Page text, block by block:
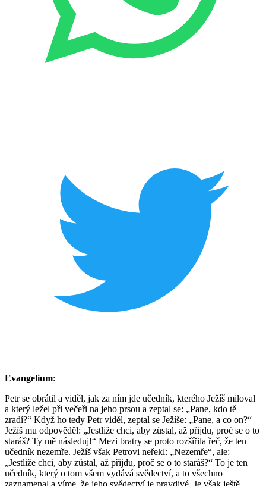
Evangelium:
Petr se obrátil a viděl, jak za ním jde učedník, kterého Ježíš miloval
a který ležel při večeři na jeho prsou a zeptal se: „Pane, kdo tě
zradí?“ Když ho tedy Petr viděl, zeptal se Ježíše: „Pane, a co on?“
Ježíš mu odpověděl: „Jestliže chci, aby zůstal, až přijdu, proč se o to
staráš? Ty mě následuj!“ Mezi bratry se proto rozšířila řeč, že ten
učedník nezemře. Ježíš však Petrovi neřekl: „Nezemře“, ale:
„Jestliže chci, aby zůstal, až přijdu, proč se o to staráš?“ To je ten
učedník, který o tom všem vydává svědectví, a to všechno
zaznamenal a víme, že jeho svědectví je pravdivé. Je však ještě